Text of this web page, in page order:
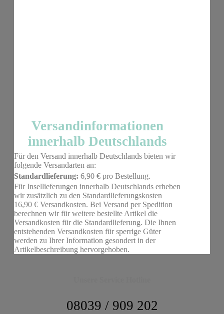
Versandinformationen
innerhalb Deutschlands
Für den Versand innerhalb Deutschlands bieten wir
folgende Versandarten an:
Standardlieferung: 6,90 € pro Bestellung.
Für Insellieferungen innerhalb Deutschlands erheben
wir zusätzlich zu den Standardlieferungskosten
16,90 € Versandkosten. Bei Versand per Spedition
berechnen wir für weitere bestellte Artikel die
Versandkosten für die Standardlieferung. Die Ihnen
entstehenden Versandkosten für sperrige Güter
werden zu Ihrer Information gesondert in der
Artikelbeschreibung hervorgehoben.
08039 / 909 202